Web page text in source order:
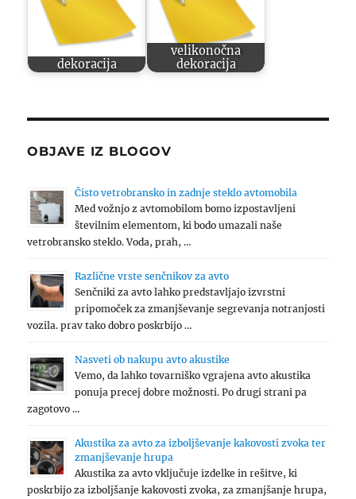
dekoracija
velikonočna
dekoracija
OBJAVE IZ BLOGOV
Čisto vetrobransko in zadnje steklo avtomobila
Med vožnjo z avtomobilom bomo izpostavljeni
številnim elementom, ki bodo umazali naše
vetrobransko steklo. Voda, prah, …
Različne vrste senčnikov za avto
Senčniki za avto lahko predstavljajo izvrstni
pripomoček za zmanjševanje segrevanja notranjosti
vozila. prav tako dobro poskrbijo …
Nasveti ob nakupu avto akustike
Vemo, da lahko tovarniško vgrajena avto akustika
ponuja precej dobre možnosti. Po drugi strani pa
zagotovo …
Akustika za avto za izboljševanje kakovosti zvoka ter
zmanjševanje hrupa
Akustika za avto vključuje izdelke in rešitve, ki
poskrbijo za izboljšanje kakovosti zvoka, za zmanjšanje hrupa,